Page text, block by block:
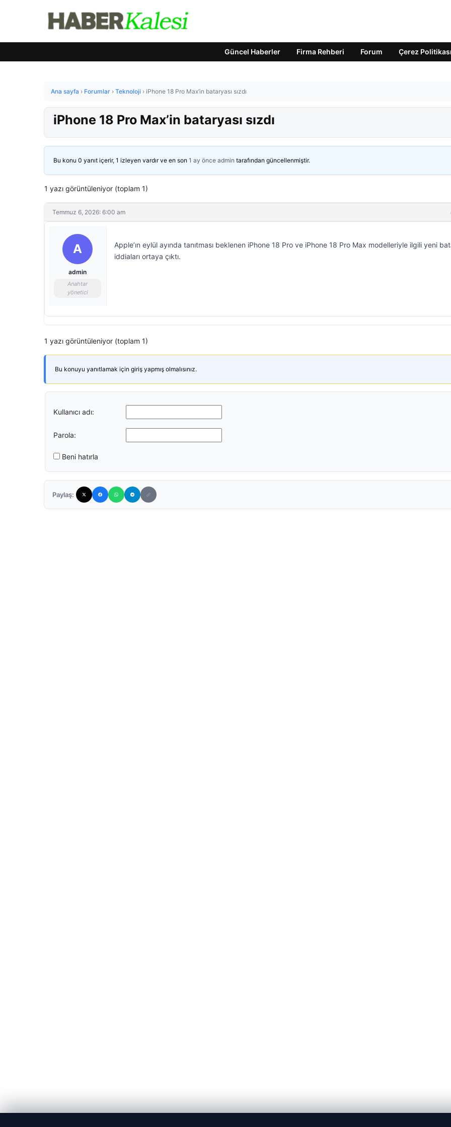
Güncel Haberler Firma Rehberi Forum Çerez Politikası
Ana sayfa › Forumlar › Teknoloji › iPhone 18 Pro Max’in bataryası sızdı
iPhone 18 Pro Max’in bataryası sızdı
Bu konu 0 yanıt içerir, 1 izleyen vardır ve en son 1 ay önce admin tarafından güncellenmiştir.
1 yazı görüntüleniyor (toplam 1)
Temmuz 6, 2026: 6:00 am
A
admin
Anahtar
yönetici
Apple’ın eylül ayında tanıtması beklenen iPhone 18 Pro ve iPhone 18 Pro Max modelleriyle ilgili yeni
iddiaları ortaya çıktı.
1 yazı görüntüleniyor (toplam 1)
Bu konuyu yanıtlamak için giriş yapmış olmalısınız.
Kullanıcı adı:
Parola:
Beni hatırla
Paylaş: